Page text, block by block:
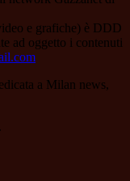
e grafiche) è DDD
ad oggetto i contenuti
a Milan news,